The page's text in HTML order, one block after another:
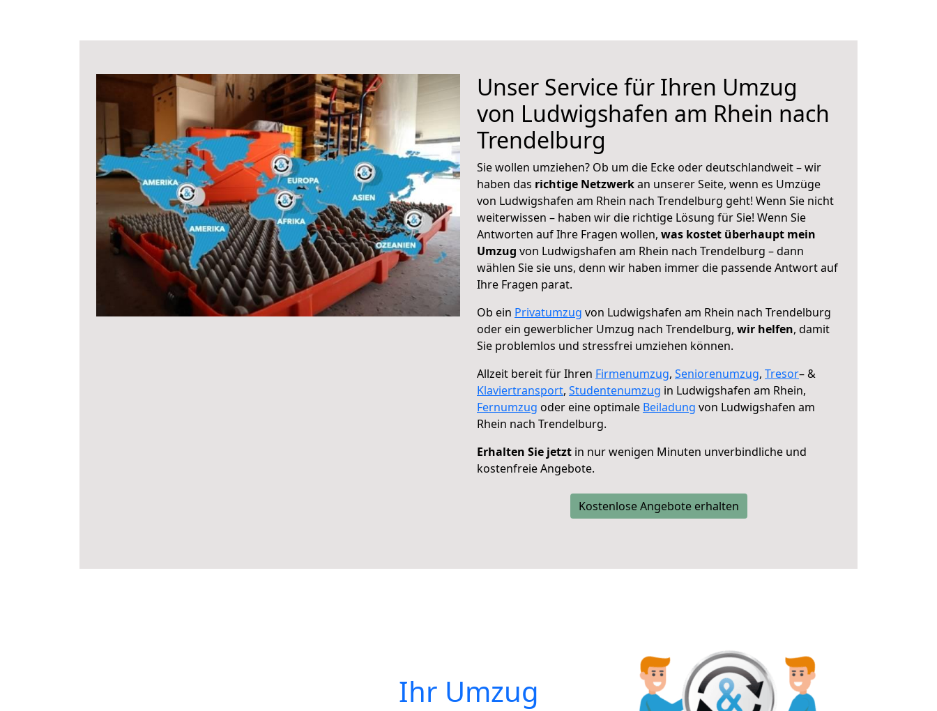
Unser Service für Ihren Umzug
von Ludwigshafen am Rhein nach
Trendelburg
Sie wollen umziehen? Ob um die Ecke oder deutschlandweit – wir
haben das richtige Netzwerkan unserer Seite, wenn es Umzüge
von Ludwigshafen am Rhein nach Trendelburg geht! Wenn Sie nicht
weiterwissen – haben wir die richtige Lösung für Sie! Wenn Sie
Antworten auf Ihre Fragen wollen, was kostet überhaupt mein
Umzug von Ludwigshafen am Rhein nach Trendelburg – dann
wählen Sie sie uns, denn wir haben immer die passende Antwort auf
Ihre Fragen parat.
Ob ein Privatumzug von Ludwigshafen am Rhein nach Trendelburg
oder ein gewerblicher Umzug nach Trendelburg, wir helfen, damit
Sie problemlos und stressfrei umziehen können.
Allzeit bereit für Ihren Firmenumzug, Seniorenumzug, Tresor– &
Klaviertransport, Studentenumzug in Ludwigshafen am Rhein,
Fernumzug oder eine optimale Beiladung von Ludwigshafen am
Rhein nach Trendelburg.
Erhalten Sie jetzt in nur wenigen Minuten unverbindliche und
kostenfreie Angebote.
Kostenlose Angebote erhalten
Ihr Umzug